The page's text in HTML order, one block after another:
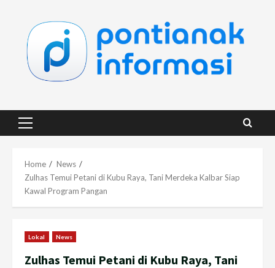
content
Primary
Home
News
Zulhas Temui Petani di Kubu Raya, Tani Merdeka Kalbar Siap
Kawal Program Pangan
Lokal News
Zulhas Temui Petani di Kubu Raya, Tani